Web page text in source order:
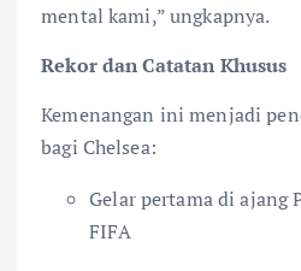
mental kami,” ungkapnya.
Rekor dan Catatan Khusus
Kemenangan ini menjadi
bagi Chelsea:
Gelar pertama di ajang
FIFA